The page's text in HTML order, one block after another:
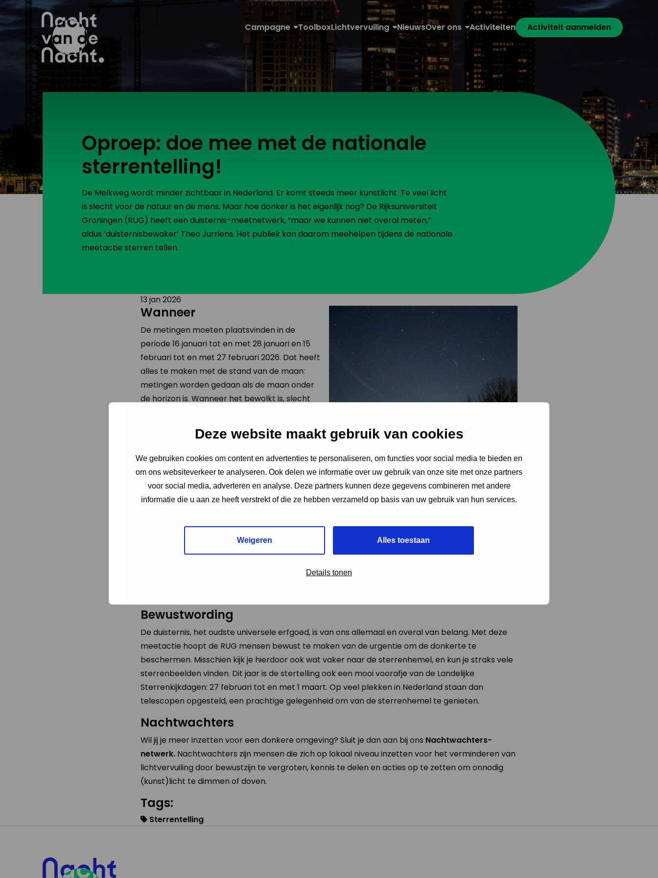
Deze website maakt gebruik van cookies
We gebruiken cookies om content en advertenties te personaliseren, om functies voor social media te bieden en
om ons websiteverkeer te analyseren. Ook delen we informatie over uw gebruik van onze site met onze partners
voor social media, adverteren en analyse. Deze partners kunnen deze gegevens combineren met andere
informatie die u aan ze heeft verstrekt of die ze hebben verzameld op basis van uw gebruik van hun services.
Weigeren Alles toestaan
Details tonen
Campagne ToolboxLichtvervuiling NieuwsOver ons Activiteiten Activiteit aanmelden
Oproep: doe mee met de nationale
sterrentelling!
De Melkweg wordt minder zichtbaar in Nederland. Er komt steeds meer kunstlicht. Te veel licht
is slecht voor de natuur en de mens. Maar hoe donker is het eigenlijk nog? De Rijksuniversiteit
Groningen (RUG) heeft een duisternis-meetnetwerk, “maar we kunnen niet overal meten,”
aldus ‘duisternisbewaker’ Theo Jurriens. Het publiek kan daarom meehelpen tijdens de nationale
meetactie sterren tellen.
13 jan 2026
Wanneer
De metingen moeten plaatsvinden in de
periode 16 januari tot en met 28 januari en 15
februari tot en met 27 februari 2026. Dat heeft
alles te maken met de stand van de maan:
metingen worden gedaan als de maan onder
de horizon is. Wanneer het bewolkt is, slecht
hebben de metingen geen zin.
Het
staat centraal in de meetactie. Iedereen kan aan de meetactie meedoen
door het tellen van de sterren in dit goed herkenbare sterrenbeeld. Het stappenplan is als volgt:
ga naar buiten (na 8 uur ’s avonds) en zoek het sterrenbeeld Orion. Wacht een kwartiertje, je
ogen moeten namelijk aan het donker wennen. De 4 hoeksterren van Orion vormen een
teldesterren.nl
Bewustwording
De duisternis, het oudste universele erfgoed, is van ons allemaal en overal van belang. Met deze
meetactie hoopt de RUG mensen bewust te maken van de urgentie om de donkerte te
beschermen. Misschien kijk je hierdoor ook wat vaker naar de sterrenhemel, en kun je straks vele
sterrenbeelden vinden. Dit jaar is de stertelling ook een mooi voorafje van de Landelijke
Sterrenkijkdagen: 27 februari tot en met 1 maart. Op veel plekken in Nederland staan dan
telescopen opgesteld, een prachtige gelegenheid om van de sterrenhemel te genieten.
Nachtwachters
Wil jij je meer inzetten voor een donkere omgeving? Sluit je dan aan bij ons Nachtwachters-
netwerk. Nachtwachters zijn mensen die zich op lokaal niveau inzetten voor het verminderen van
lichtvervuiling door bewustzijn te vergroten, kennis te delen en acties op te zetten om onnodig
(kunst)licht te dimmen of doven.
Tags:
Sterrentelling